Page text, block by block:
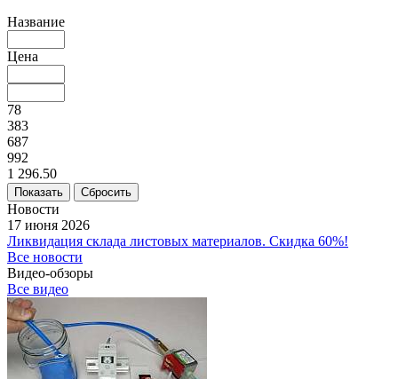
Название
Цена
78
383
687
992
1 296.50
Сбросить
Новости
17 июня 2026
Ликвидация склада листовых материалов. Скидка 60%!
Все новости
Видео-обзоры
Все видео